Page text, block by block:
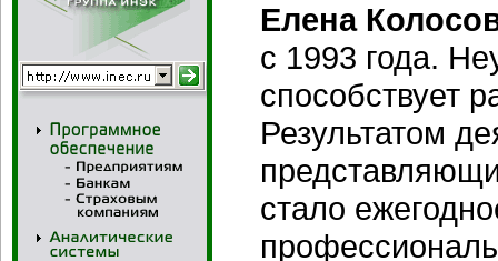
Елена
с 1993 года.
способствует
Результатом
стало